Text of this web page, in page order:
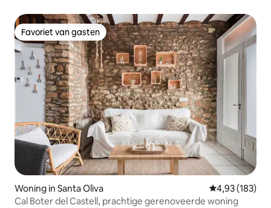
Favoriet van gasten
Favoriet van gasten
Woning in Santa Oliva Gemiddelde
4,93 (183)
Cal Boter del Castell, prachtige gerenoveerde woning